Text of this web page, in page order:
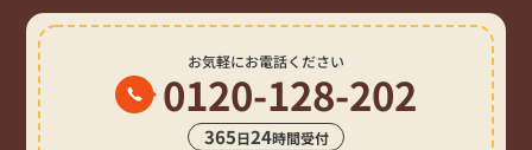
お気軽にお電話ください
0120-128-202
365日24時間受付